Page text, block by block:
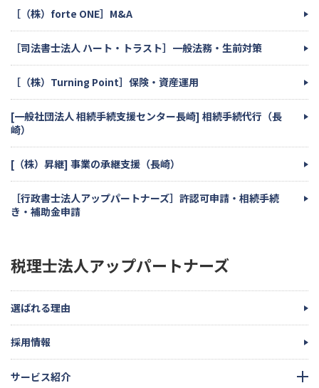
［（株）forte ONE］M&A
［司法書士法人 ハート・トラスト］一般法務・生前対策
［（株）Turning Point］保険・資産運用
[一般社団法人 相続手続支援センター長崎] 相続手続代行（長
崎）
[（株）昇継] 事業の承継支援（長崎）
［行政書士法人アップパートナーズ］許認可申請・相続手続
き・補助金申請
税理士法人アップパートナーズ
選ばれる理由
採用情報
サービス紹介